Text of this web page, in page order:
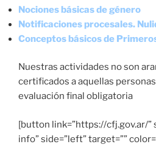
Nociones básicas de género
Notificaciones procesales.
Conceptos básicos de
Nuestras actividades no son
certificados a aquellas
evaluación final obligatoria
[button link=”https://cfj.gov.ar/”
info” side=”left” target=””